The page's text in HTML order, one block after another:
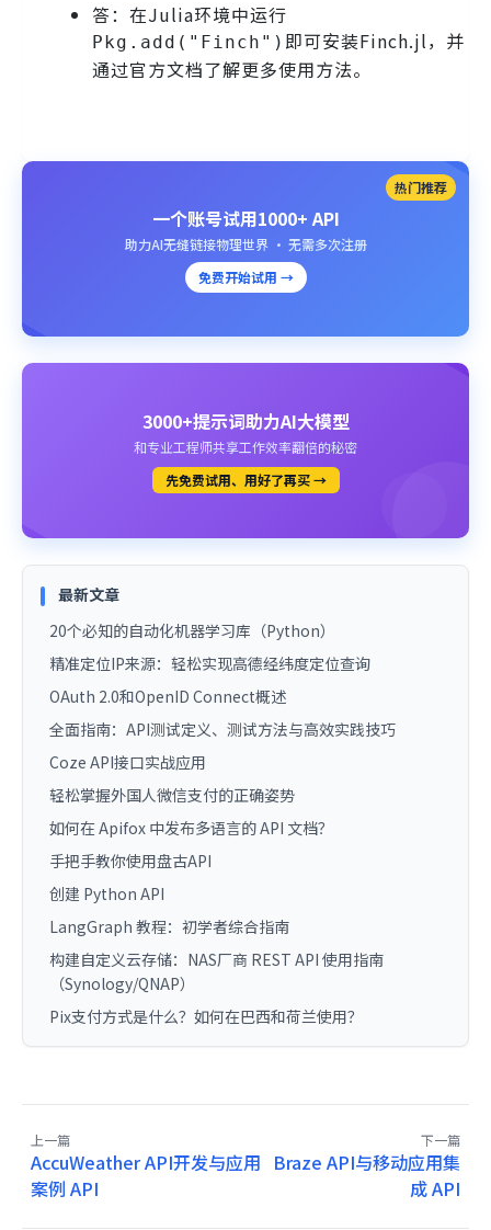
答：在Julia环境中运行
Pkg.add("Finch") 即可安装Finch.jl，并
通过官方文档了解更多使用方法。
热门推荐
一个账号试用1000+ API
助力AI无缝链接物理世界 · 无需多次注册
免费开始试用 →
3000+提示词助力AI大模型
和专业工程师共享工作效率翻倍的秘密
先免费试用、用好了再买 →
最新文章
20个必知的自动化机器学习库（Python）
精准定位IP来源：轻松实现高德经纬度定位查询
OAuth 2.0和OpenID Connect概述
全面指南：API测试定义、测试方法与高效实践技巧
Coze API接口实战应用
轻松掌握外国人微信支付的正确姿势
如何在 Apifox 中发布多语言的 API 文档？
手把手教你使用盘古API
创建 Python API
LangGraph 教程：初学者综合指南
构建自定义云存储：NAS厂商 REST API 使用指南
（Synology/QNAP）
Pix支付方式是什么？如何在巴西和荷兰使用？
上一篇
AccuWeather API开发与应用
案例 API
下一篇
Braze API与移动应用集
成 API